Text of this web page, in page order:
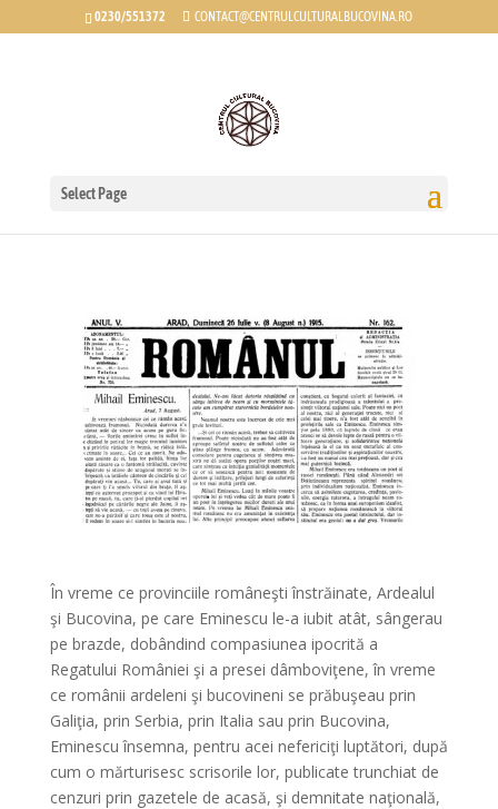
0230/551372 CONTACT@CENTRULCULTURALBUCOVINA.RO
Select Page
Jan 14, 2016
În vreme ce provinciile româneşti înstrăinate, Ardealul
şi Bucovina, pe care Eminescu le-a iubit atât, sângerau
pe brazde, dobândind compasiunea ipocrită a
Regatului României şi a presei dâmboviţene, în vreme
ce românii ardeleni şi bucovineni se prăbuşeau prin
Galiţia, prin Serbia, prin Italia sau prin Bucovina,
Eminescu însemna, pentru acei nefericiţi luptători, după
cum o mărturisesc scrisorile lor, publicate trunchiat de
cenzuri prin gazetele de acasă, şi demnitate naţională,